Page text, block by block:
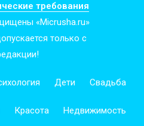
требования
«Micrusha.ru»
только с
Дети Свадьба
Красота Недвижимость